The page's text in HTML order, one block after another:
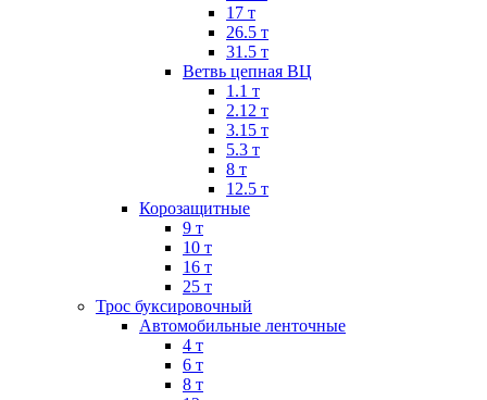
17 т
26.5 т
31.5 т
Ветвь цепная ВЦ
1.1 т
2.12 т
3.15 т
5.3 т
8 т
12.5 т
Корозащитные
9 т
10 т
16 т
25 т
Трос буксировочный
Автомобильные ленточные
4 т
6 т
8 т